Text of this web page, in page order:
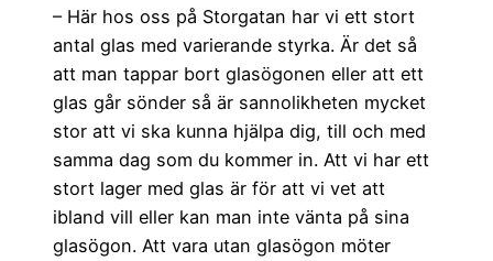
– Här hos oss på Storgatan har vi ett stort
antal glas med varierande styrka. Är det så
att man tappar bort glasögonen eller att ett
glas går sönder så är sannolikheten mycket
stor att vi ska kunna hjälpa dig, till och med
samma dag som du kommer in. Att vi har ett
stort lager med glas är för att vi vet att
ibland vill eller kan man inte vänta på sina
glasögon. Att vara utan glasögon möter